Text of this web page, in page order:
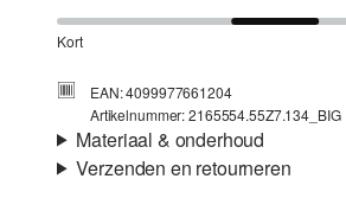
Kort
EAN: 4099977661204
Artikelnummer: 2165554.55Z7.134_BIG
Materiaal & onderhoud
Verzenden en retourneren